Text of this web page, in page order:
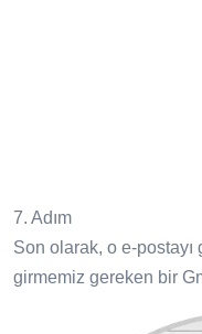
7. Adım
Son olarak, o e-postayı
girmemiz gereken bir